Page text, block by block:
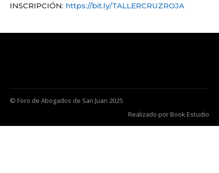
INSCRIPCIÓN: https://bit.ly/TALLERCRUZROJA
© Foro de Abogados de San Juan 2025
Realizado por Book Estudio